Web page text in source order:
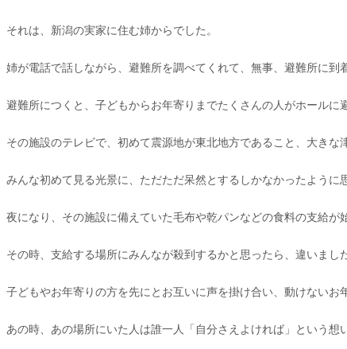
それは、新潟の実家に住む姉からでした。
姉が電話で話しながら、避難所を調べてくれて、無事、避難所に到
避難所につくと、子どもからお年寄りまでたくさんの人がホールに
その施設のテレビで、初めて震源地が東北地方であること、大きな
みんな初めて見る光景に、ただただ呆然とするしかなかったように
夜になり、その施設に備えていた毛布や乾パンなどの食料の支給が
その時、支給する場所にみんなが殺到するかと思ったら、違いました
子どもやお年寄りの方を先にとお互いに声を掛け合い、動けない
あの時、あの場所にいた人は誰一人「自分さえよければ」という想